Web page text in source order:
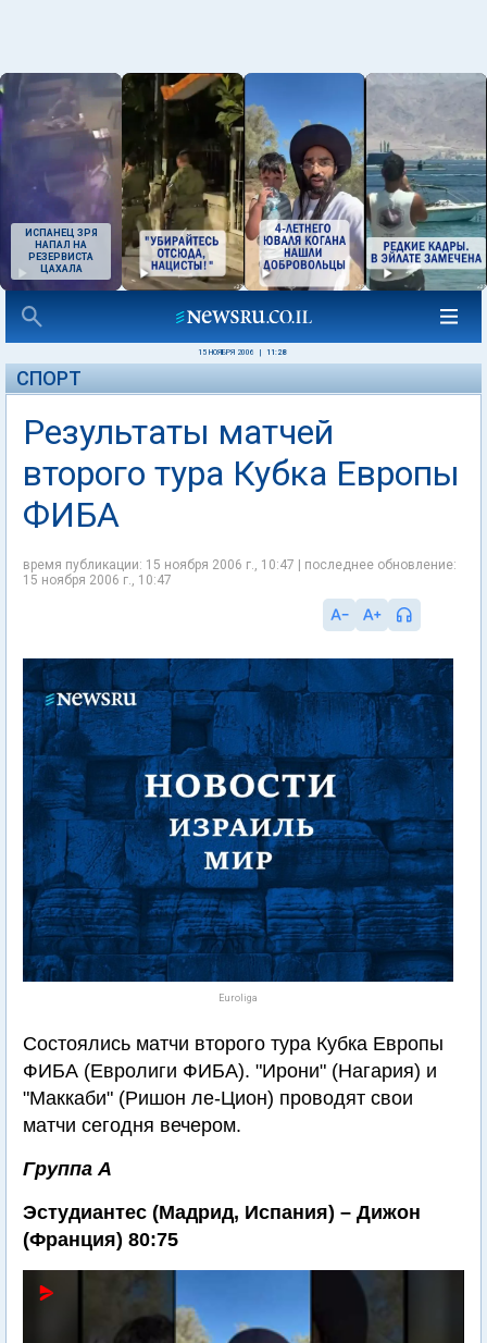
ИСПАНЕЦ ЗРЯ
НАПАЛ НА
РЕЗЕРВИСТА
ЦАХАЛА
15 НОЯБРЯ 2006 11:28
СПОРТ
Результаты матчей
второго тура Кубка Европы
ФИБА
время публикации: 15 ноября 2006 г., 10:47 | последнее обновление:
15 ноября 2006 г., 10:47
Euroliga
Состоялись матчи второго тура Кубка Европы
ФИБА (Евролиги ФИБА). "Ирони" (Нагария) и
"Маккаби" (Ришон ле-Цион) проводят свои
матчи сегодня вечером.
Группа А
Эстудиантес (Мадрид, Испания) – Дижон
(Франция) 80:75